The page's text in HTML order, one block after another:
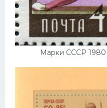
Марки СССР 1980